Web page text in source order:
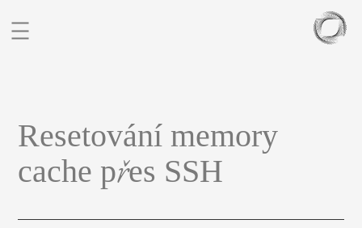
PORTFOLIO
SOCHY
BLOG
Resetování memory
cache přes SSH